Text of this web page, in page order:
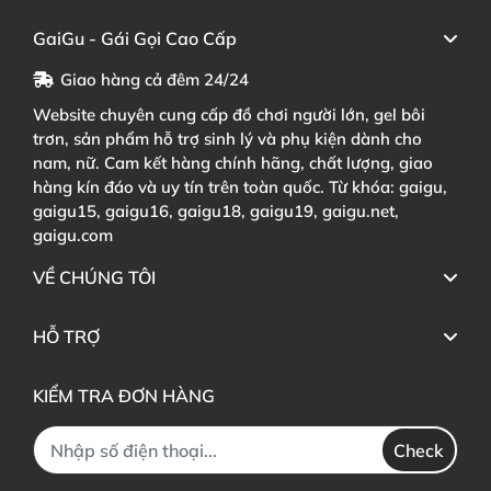
GaiGu - Gái Gọi Cao Cấp
Giao hàng cả đêm 24/24
Website chuyên cung cấp đồ chơi người lớn, gel bôi
trơn, sản phẩm hỗ trợ sinh lý và phụ kiện dành cho
nam, nữ. Cam kết hàng chính hãng, chất lượng, giao
hàng kín đáo và uy tín trên toàn quốc. Từ khóa: gaigu,
gaigu15, gaigu16, gaigu18, gaigu19, gaigu.net,
gaigu.com
VỀ CHÚNG TÔI
HỖ TRỢ
KIỂM TRA ĐƠN HÀNG
Check